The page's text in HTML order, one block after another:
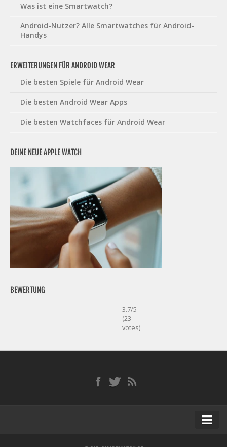
Was ist eine Smartwatch?
Android-Nutzer? Alle Smartwatches für Android-
Handys
ERWEITERUNGEN FÜR ANDROID WEAR
Die besten Spiele für Android Wear
Die besten Android Wear Apps
Die besten Watchfaces für Android Wear
DEINE NEUE APPLE WATCH
BEWERTUNG
3.7/5 -
(23
votes)